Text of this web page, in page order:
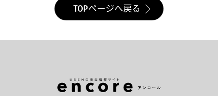
TOPページへ戻る